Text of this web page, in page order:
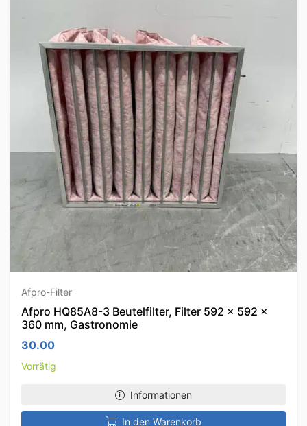
Afpro-Filter
Afpro HQ85A8-3 Beutelfilter, Filter 592 x 592 x
360 mm, Gastronomie
30.00
Vorrätig
Informationen
In den Warenkorb